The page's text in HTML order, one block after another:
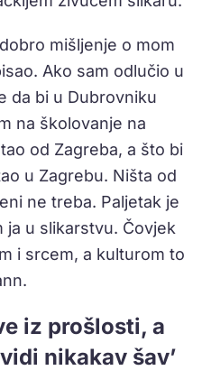
mišljenje o mom
Ako sam odlučio u
da bi u Dubrovniku
na školovanje na
od Zagreba, a što bi
u Zagrebu. Ništa od
ne treba. Paljetak je
ja u slikarstvu. Čovjek
i srcem, a kulturom to
iz prošlosti, a
nikakav šav’